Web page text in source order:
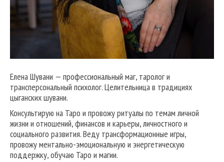
Елена Шувани — профессиональный маг, таролог и
трансперсональный психолог. Целительница в традициях
цыганских шувани.
Консультирую на Таро и провожу ритуалы по темам личной
жизни и отношений, финансов и карьеры, личностного и
социального развития. Веду трансформационные игры,
провожу ментально-эмоциональную и энергетическую
поддержку, обучаю Таро и магии.